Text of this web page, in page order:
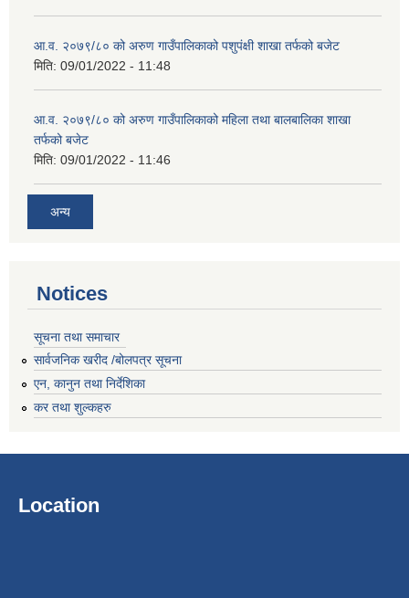
आ.व. २०७९/८० को अरुण गाउँपालिकाको पशुपंक्षी शाखा तर्फको बजेट
मिति: 09/01/2022 - 11:48
आ.व. २०७९/८० को अरुण गाउँपालिकाको महिला तथा बालबालिका शाखा
तर्फको बजेट
मिति: 09/01/2022 - 11:46
अन्य
Notices
सूचना तथा समाचार
सार्वजनिक खरीद /बोलपत्र सूचना
एन, कानुन तथा निर्देशिका
कर तथा शुल्कहरु
Location